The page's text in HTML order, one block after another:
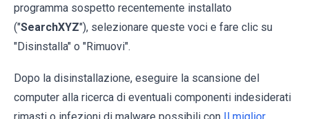
programma sospetto recentemente installato
("SearchXYZ"), selezionare queste voci e fare clic su
"Disinstalla" o "Rimuovi".
Dopo la disinstallazione, eseguire la scansione del
computer alla ricerca di eventuali componenti indesiderati